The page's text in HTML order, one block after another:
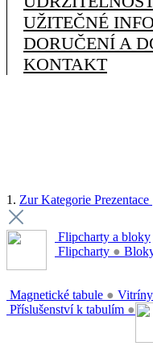
UŽITEČNÉ
DORUČENÍ A
KONTAKT
1. Zur Kategorie Prezentace
Flipcharty a bloky
Flipcharty ●
Magnetické tabule ● Vitríny
Příslušenství k tabulím ●